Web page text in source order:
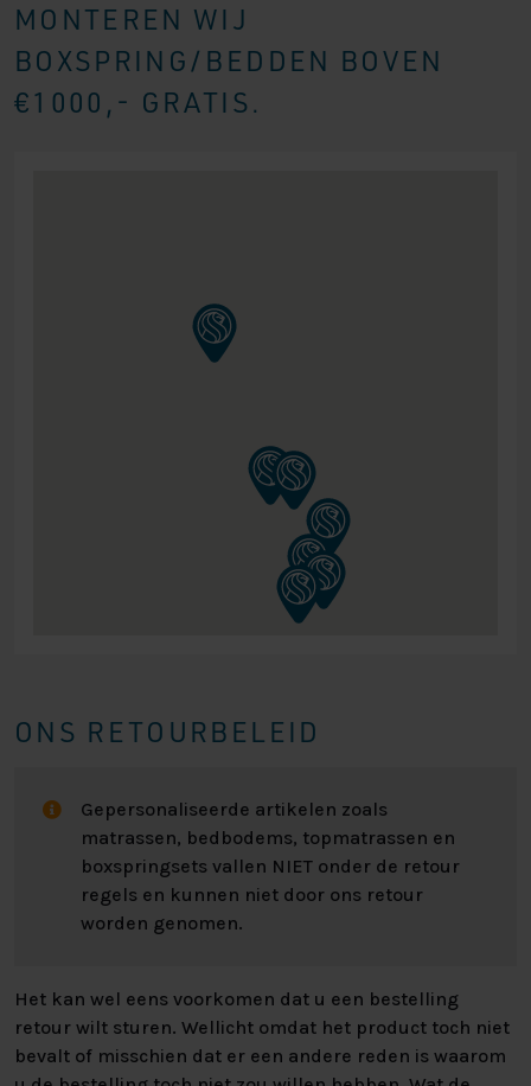
MONTEREN WIJ
BOXSPRING/BEDDEN BOVEN
€1000,- GRATIS.
ONS RETOURBELEID
Gepersonaliseerde artikelen zoals
matrassen, bedbodems, topmatrassen en
boxspringsets vallen NIET onder de retour
regels en kunnen niet door ons retour
worden genomen.
Het kan wel eens voorkomen dat u een bestelling
retour wilt sturen. Wellicht omdat het product toch niet
bevalt of misschien dat er een andere reden is waarom